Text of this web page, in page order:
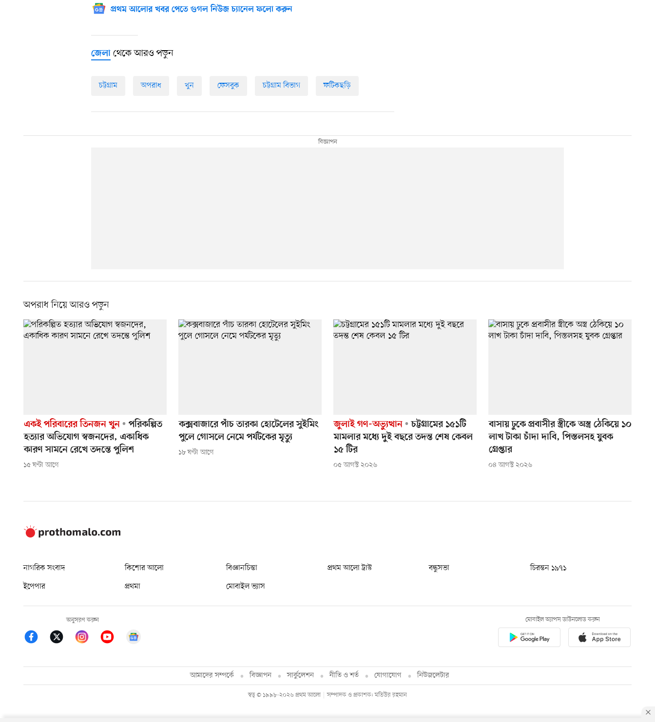
প্রথম আলোর খবর পেতে গুগল নিউজ চ্যানেল ফলো করুন
জেলা থেকে আরও পড়ুন
চট্টগ্রাম অপরাধ খুন ফেসবুক চট্টগ্রাম বিভাগ ফটিকছড়ি
অপরাধ নিয়ে আরও পড়ুন
একই পরিবারের তিনজন খুন
পরিকল্পিত
হত্যার অভিযোগ স্বজনদের, একাধিক
কারণ সামনে রেখে তদন্তে পুলিশ
১৫ ঘণ্টা আগে
কক্সবাজারে পাঁচ তারকা হোটেলের সুইমিং
পুলে গোসলে নেমে পর্যটকের মৃত্যু
১৮ ঘণ্টা আগে
জুলাই গণ-অভ্যুত্থান
চট্টগ্রামের ১৫১টি
মামলার মধ্যে দুই বছরে তদন্ত শেষ কেবল
১৫ টির
০৫ আগস্ট ২০২৬
বাসায় ঢুকে প্রবাসীর স্ত্রীকে অস্ত্র ঠেকিয়ে ১০
লাখ টাকা চাঁদা দাবি, পিস্তলসহ যুবক
গ্রেপ্তার
০৪ আগস্ট ২০২৬
নাগরিক সংবাদ কিশোর আলো বিজ্ঞানচিন্তা প্রথম আলো ট্রাস্ট বন্ধুসভা
চিরন্তন ১৯৭১
ইপেপার
প্রথমা মোবাইল ভ্যাস
অনুসরণ করুন মোবাইল অ্যাপস ডাউনলোড করুন
আমাদের সম্পর্কে বিজ্ঞাপন সার্কুলেশন নীতি ও শর্ত যোগাযোগ নিউজলেটার
স্বত্ব © ১৯৯৮-২০২৬ প্রথম আলো সম্পাদক ও প্রকাশক: মতিউর রহমান